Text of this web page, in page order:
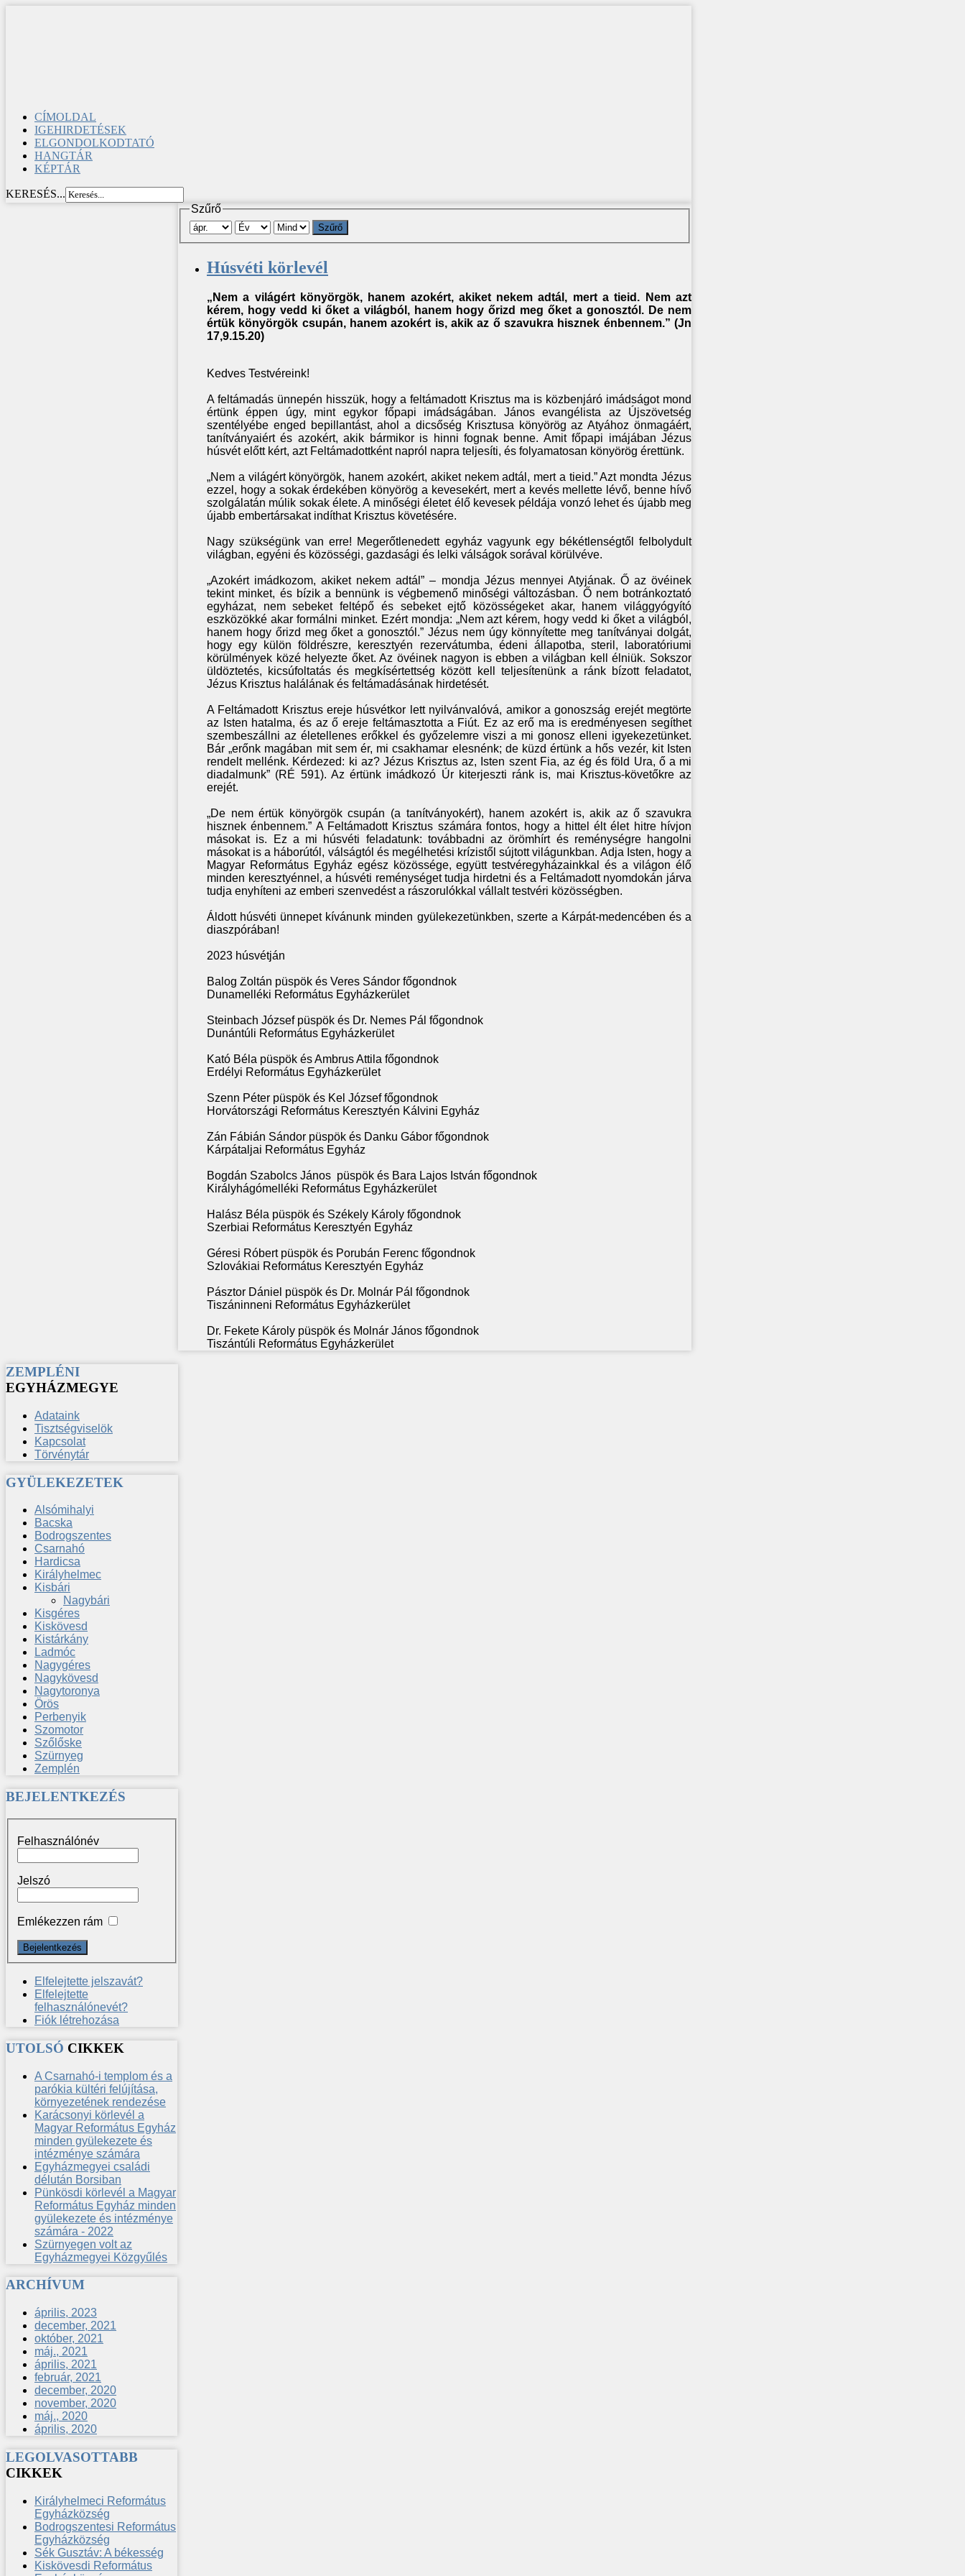
CÍMOLDAL
IGEHIRDETÉSEK
ELGONDOLKODTATÓ
HANGTÁR
KÉPTÁR
KERESÉS...
Szűrő
Szűrő
Húsvéti körlevél
„Nem a világért könyörgök, hanem azokért, akiket nekem adtál, mert a tieid. Nem azt
kérem, hogy vedd ki őket a világból, hanem hogy őrizd meg őket a gonosztól. De nem
értük könyörgök csupán, hanem azokért is, akik az ő szavukra hisznek énbennem.” (Jn
17,9.15.20)
Kedves Testvéreink!
A feltámadás ünnepén hisszük, hogy a feltámadott Krisztus ma is közbenjáró imádságot mond
értünk éppen úgy, mint egykor főpapi imádságában. János evangélista az Újszövetség
szentélyébe enged bepillantást, ahol a dicsőség Krisztusa könyörög az Atyához önmagáért,
tanítványaiért és azokért, akik bármikor is hinni fognak benne. Amit főpapi imájában Jézus
húsvét előtt kért, azt Feltámadottként napról napra teljesíti, és folyamatosan könyörög érettünk.
„Nem a világért könyörgök, hanem azokért, akiket nekem adtál, mert a tieid.” Azt mondta Jézus
ezzel, hogy a sokak érdekében könyörög a kevesekért, mert a kevés mellette lévő, benne hívő
szolgálatán múlik sokak élete. A minőségi életet élő kevesek példája vonzó lehet és újabb meg
újabb embertársakat indíthat Krisztus követésére.
Nagy szükségünk van erre! Megerőtlenedett egyház vagyunk egy békétlenségtől felbolydult
világban, egyéni és közösségi, gazdasági és lelki válságok sorával körülvéve.
„Azokért imádkozom, akiket nekem adtál” – mondja Jézus mennyei Atyjának. Ő az övéinek
tekint minket, és bízik a bennünk is végbemenő minőségi változásban. Ő nem botránkoztató
egyházat, nem sebeket feltépő és sebeket ejtő közösségeket akar, hanem világgyógyító
eszközökké akar formálni minket. Ezért mondja: „Nem azt kérem, hogy vedd ki őket a világból,
hanem hogy őrizd meg őket a gonosztól.” Jézus nem úgy könnyítette meg tanítványai dolgát,
hogy egy külön földrészre, keresztyén rezervátumba, édeni állapotba, steril, laboratóriumi
körülmények közé helyezte őket. Az övéinek nagyon is ebben a világban kell élniük. Sokszor
üldöztetés, kicsúfoltatás és megkísértettség között kell teljesítenünk a ránk bízott feladatot,
Jézus Krisztus halálának és feltámadásának hirdetését.
A Feltámadott Krisztus ereje húsvétkor lett nyilvánvalóvá, amikor a gonoszság erejét megtörte
az Isten hatalma, és az ő ereje feltámasztotta a Fiút. Ez az erő ma is eredményesen segíthet
szembeszállni az életellenes erőkkel és győzelemre viszi a mi gonosz elleni igyekezetünket.
Bár „erőnk magában mit sem ér, mi csakhamar elesnénk; de küzd értünk a hős vezér, kit Isten
rendelt mellénk. Kérdezed: ki az? Jézus Krisztus az, Isten szent Fia, az ég és föld Ura, ő a mi
diadalmunk” (RÉ 591). Az értünk imádkozó Úr kiterjeszti ránk is, mai Krisztus-követőkre az
erejét.
„De nem értük könyörgök csupán (a tanítványokért), hanem azokért is, akik az ő szavukra
hisznek énbennem.” A Feltámadott Krisztus számára fontos, hogy a hittel élt élet hitre hívjon
másokat is. Ez a mi húsvéti feladatunk: továbbadni az örömhírt és reménységre hangolni
másokat is a háborútól, válságtól és megélhetési krízistől sújtott világunkban. Adja Isten, hogy a
Magyar Református Egyház egész közössége, együtt testvéregyházainkkal és a világon élő
minden keresztyénnel, a húsvéti reménységet tudja hirdetni és a Feltámadott nyomdokán járva
tudja enyhíteni az emberi szenvedést a rászorulókkal vállalt testvéri közösségben.
Áldott húsvéti ünnepet kívánunk minden gyülekezetünkben, szerte a Kárpát-medencében és a
diaszpórában!
2023 húsvétján
Balog Zoltán püspök és Veres Sándor főgondnok
Dunamelléki Református Egyházkerület
Steinbach József püspök és Dr. Nemes Pál főgondnok
Dunántúli Református Egyházkerület
Kató Béla püspök és Ambrus Attila főgondnok
Erdélyi Református Egyházkerület
Szenn Péter püspök és Kel József főgondnok
Horvátországi Református Keresztyén Kálvini Egyház
Zán Fábián Sándor püspök és Danku Gábor főgondnok
Kárpátaljai Református Egyház
Bogdán Szabolcs János püspök és Bara Lajos István főgondnok
Királyhágómelléki Református Egyházkerület
Halász Béla püspök és Székely Károly főgondnok
Szerbiai Református Keresztyén Egyház
Géresi Róbert püspök és Porubán Ferenc főgondnok
Szlovákiai Református Keresztyén Egyház
Pásztor Dániel püspök és Dr. Molnár Pál főgondnok
Tiszáninneni Református Egyházkerület
Dr. Fekete Károly püspök és Molnár János főgondnok
Tiszántúli Református Egyházkerület
ZEMPLÉNI
EGYHÁZMEGYE
Adataink
Tisztségviselök
Kapcsolat
Törvénytár
GYÜLEKEZETEK
Alsómihalyi
Bacska
Bodrogszentes
Csarnahó
Hardicsa
Királyhelmec
Kisbári
Nagybári
Kisgéres
Kiskövesd
Kistárkány
Ladmóc
Nagygéres
Nagykövesd
Nagytoronya
Örös
Perbenyik
Szomotor
Szőlőske
Szürnyeg
Zemplén
BEJELENTKEZÉS
Felhasználónév
Jelszó
Emlékezzen rám
Elfelejtette jelszavát?
Elfelejtette
felhasználónevét?
Fiók létrehozása
UTOLSÓ CIKKEK
A Csarnahó-i templom és a
parókia kültéri felújítása,
környezetének rendezése
Karácsonyi körlevél a
Magyar Református Egyház
minden gyülekezete és
intézménye számára
Egyházmegyei családi
délután Borsiban
Pünkösdi körlevél a Magyar
Református Egyház minden
gyülekezete és intézménye
számára - 2022
Szürnyegen volt az
Egyházmegyei Közgyűlés
ARCHÍVUM
április, 2023
december, 2021
október, 2021
máj., 2021
április, 2021
február, 2021
december, 2020
november, 2020
máj., 2020
április, 2020
LEGOLVASOTTABB
CIKKEK
Királyhelmeci Református
Egyházközség
Bodrogszentesi Református
Egyházközség
Sék Gusztáv: A békesség
Kiskövesdi Református